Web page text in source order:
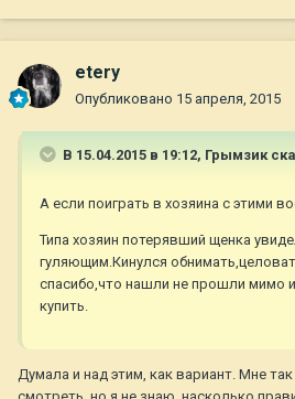
etery
Опубликовано 15 апреля, 2015
В 15.04.2015 в 19:12, Грымзик
А если поиграть в хозяина с этими
Типа хозяин потерявший щенка
гуляющим.Кинулся
спасибо,что нашли не прошли мимо
купить.
Думала и над этим, как вариант. Мне